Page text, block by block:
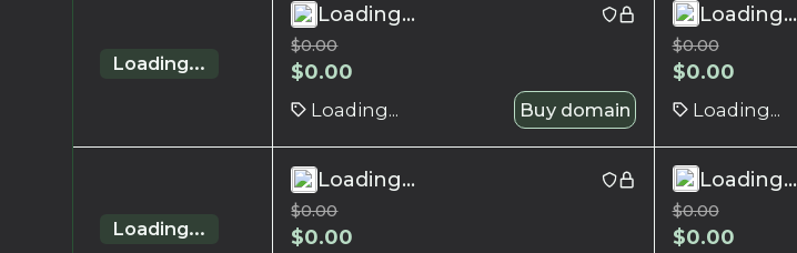
Loading...
Loading...
$0.00
$0.00
Loading... Buy domain
Loading...
$0.00
$0.00
Loading...
Loading...
Loading...
$0.00
$0.00
Loading...
$0.00
$0.00